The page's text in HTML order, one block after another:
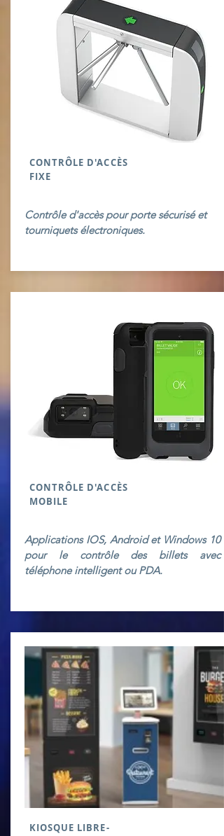
CONTRÔLE D'ACCÈS
FIXE
Contrôle d'accès pour porte sécurisé et
tourniquets électroniques.
CONTRÔLE D'ACCÈS
MOBILE
Applications IOS, Android et Windows 10
pour le contrôle des billets avec
téléphone intelligent ou PDA.
KIOSQUE LIBRE-